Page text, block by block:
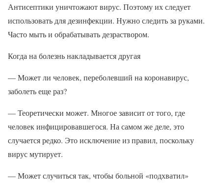
Антисептики уничтожают вирус. Поэтому их следует
использовать для дезинфекции. Нужно следить за руками.
Часто мыть и обрабатывать дезраствором.
Когда на болезнь накладывается другая
— Может ли человек, переболевший на коронавирус,
заболеть еще раз?
— Теоретически может. Многое зависит от того, где
человек инфицировавшегося. На самом же деле, это
случается редко. Это исключение из правил, поскольку
вирус мутирует.
— Может случиться так, чтобы больной «подхватил»